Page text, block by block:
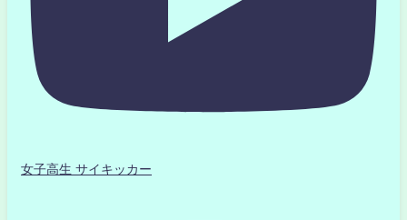
女子高生 サイキッカー